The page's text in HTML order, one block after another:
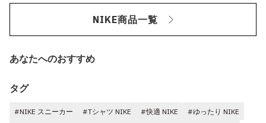
NIKE商品一覧
あなたへのおすすめ
タグ
#NIKE スニーカー #Tシャツ NIKE #快適 NIKE
#ゆったり NIKE